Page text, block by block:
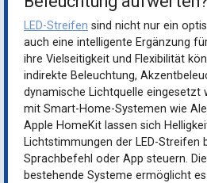
LED-Streifen sind nicht nur ein
auch eine intelligente Ergänzung
ihre Vielseitigkeit und Flexibilität
indirekte Beleuchtung,
dynamische Lichtquelle eingesetzt
mit Smart-Home-Systemen wie
Apple HomeKit lassen sich
Lichtstimmungen der LED-Streifen
Sprachbefehl oder App steuern.
bestehende Systeme ermöglicht